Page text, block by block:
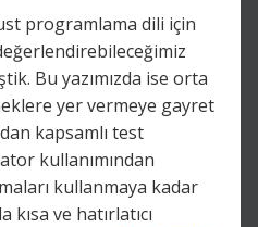
programlama dili için
Bu yazımızda ise orta
yer vermeye gayret
kapsamlı test
kullanımından
kullanmaya kadar
kısa ve hatırlatıcı